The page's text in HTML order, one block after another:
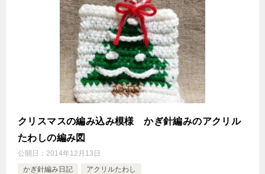
クリスマスの編み込み模様 かぎ針編みのアクリル
たわしの編み図
公開日： 2014年12月13日
かぎ針編み日記
アクリルたわし